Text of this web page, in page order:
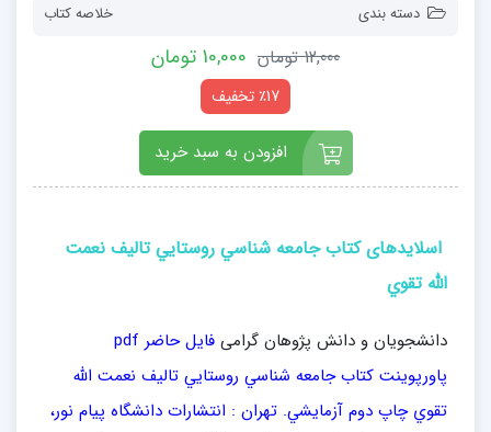
دسته بندی خلاصه کتاب
12,000 تومان 10,000 تومان
٪17 تخفیف
افزودن به سبد خرید
اسلایدهای کتاب جامعه شناسي روستايي تالیف نعمت
الله تقوي
دانشجویان و دانش پژوهان گرامی فایل حاضر pdf
پاورپوینت کتاب جامعه شناسي روستايي تالیف نعمت الله
تقوي چاپ دوم آزمايشي. تهران : انتشارات دانشگاه پيام نور،